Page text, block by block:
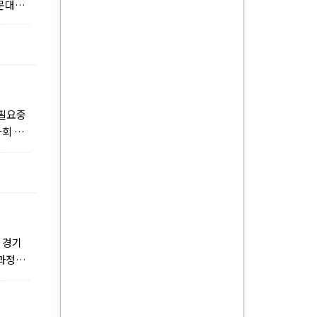
대원
요중
소
기
정의